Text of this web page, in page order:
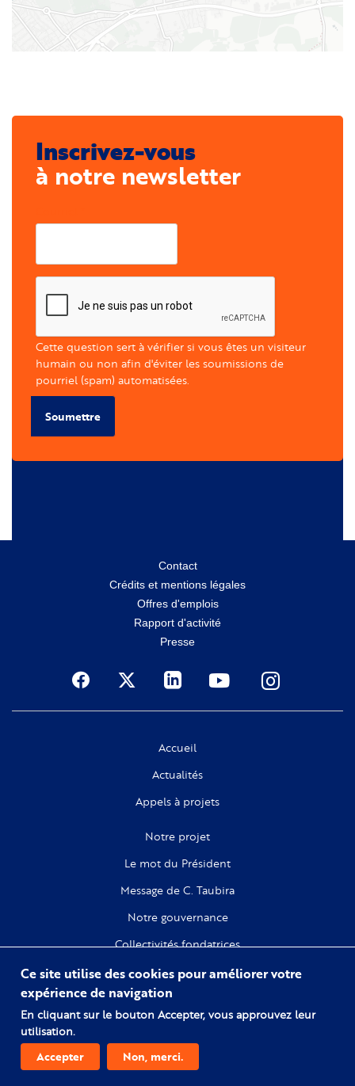
Inscrivez-vous
à notre newsletter
Cette question sert à vérifier si vous êtes un visiteur
humain ou non afin d'éviter les soumissions de
pourriel (spam) automatisées.
Soumettre
Contact
Crédits et mentions légales
Offres d'emplois
Rapport d'activité
Presse
Social
Accueil
Actualités
Appels à projets
Notre projet
Le mot du Président
Message de C. Taubira
Notre gouvernance
Collectivités fondatrices
Recherche
Comprendre l'esclavage
Ce site utilise des cookies pour améliorer votre
expérience de navigation
En cliquant sur le bouton Accepter, vous approuvez leur
utilisation.
Accepter Non, merci.